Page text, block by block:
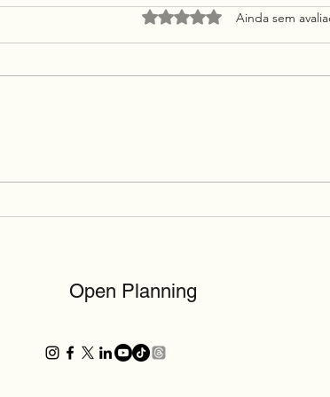
Avaliado com 0 de 5
Ainda sem
Open Planning